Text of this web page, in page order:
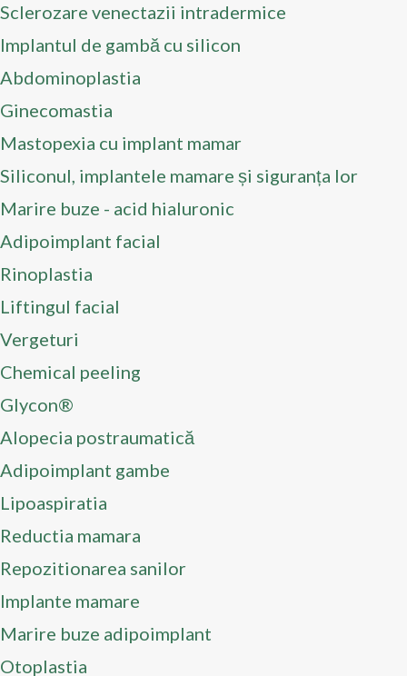
Sclerozare venectazii intradermice
Implantul de gambă cu silicon
Abdominoplastia
Ginecomastia
Mastopexia cu implant mamar
Siliconul, implantele mamare și siguranța lor
Marire buze - acid hialuronic
Adipoimplant facial
Rinoplastia
Liftingul facial
Vergeturi
Chemical peeling
Glycon®
Alopecia postraumatică
Adipoimplant gambe
Lipoaspiratia
Reductia mamara
Repozitionarea sanilor
Implante mamare
Marire buze adipoimplant
Otoplastia